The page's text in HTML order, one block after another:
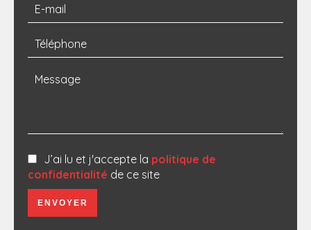
J’ai lu et j'accepte la politique de
confidentialité de ce site
ENVOYER